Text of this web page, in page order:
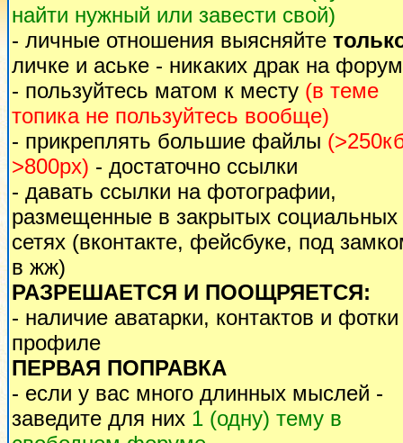
найти нужный или завести свой)
- личные отношения выясняйте
личке и аське - никаких драк на
- пользуйтесь матом к месту (в теме
топика не пользуйтесь вообще)
- прикреплять большие файлы
>800px) - достаточно ссылки
- давать ссылки на фотографии,
размещенные в закрытых социальных
сетях (вконтакте, фейсбуке, под
в жж)
РАЗРЕШАЕТСЯ И ПООЩРЯЕТСЯ:
- наличие аватарки, контактов и
профиле
ПЕРВАЯ ПОПРАВКА
- если у вас много длинных мыслей -
заведите для них 1 (одну) тему в